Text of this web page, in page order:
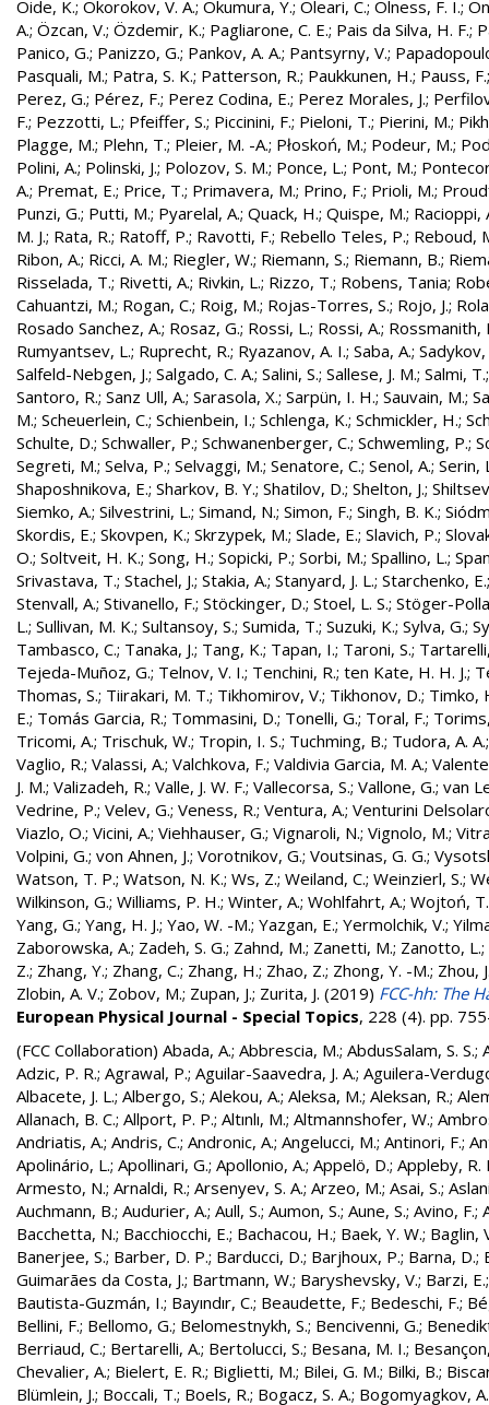
Oide, K.; Okorokov, V. A.; Okumura, Y.; Oleari, C.; Olness, F. I.;
A.; Özcan, V.; Özdemir, K.; Pagliarone, C. E.; Pais da Silva, H. F.;
Panico, G.; Panizzo, G.; Pankov, A. A.; Pantsyrny, V.;
Pasquali, M.; Patra, S. K.; Patterson, R.; Paukkunen, H.; Pauss, F.
Perez, G.; Pérez, F.; Perez Codina, E.; Perez Morales, J.;
F.; Pezzotti, L.; Pfeiffer, S.; Piccinini, F.; Pieloni, T.; Pierini, M.;
Plagge, M.; Plehn, T.; Pleier, M. -A.; Płoskoń, M.; Podeur, M.;
Polini, A.; Polinski, J.; Polozov, S. M.; Ponce, L.; Pont, M.;
A.; Premat, E.; Price, T.; Primavera, M.; Prino, F.; Prioli, M.;
Punzi, G.; Putti, M.; Pyarelal, A.; Quack, H.; Quispe, M.; Racioppi,
M. J.; Rata, R.; Ratoff, P.; Ravotti, F.; Rebello Teles, P.; Reboud,
Ribon, A.; Ricci, A. M.; Riegler, W.; Riemann, S.; Riemann, B.;
Risselada, T.; Rivetti, A.; Rivkin, L.; Rizzo, T.; Robens, Tania;
Cahuantzi, M.; Rogan, C.; Roig, M.; Rojas-Torres, S.; Rojo, J.;
Rosado Sanchez, A.; Rosaz, G.; Rossi, L.; Rossi, A.; Rossmanith,
Rumyantsev, L.; Ruprecht, R.; Ryazanov, A. I.; Saba, A.; Sadykov,
Salfeld-Nebgen, J.; Salgado, C. A.; Salini, S.; Sallese, J. M.; Salmi, T.
Santoro, R.; Sanz Ull, A.; Sarasola, X.; Sarpün, I. H.; Sauvain, M.;
M.; Scheuerlein, C.; Schienbein, I.; Schlenga, K.; Schmickler, H.;
Schulte, D.; Schwaller, P.; Schwanenberger, C.; Schwemling, P.;
Segreti, M.; Selva, P.; Selvaggi, M.; Senatore, C.; Senol, A.; Serin,
Shaposhnikova, E.; Sharkov, B. Y.; Shatilov, D.; Shelton, J.;
Siemko, A.; Silvestrini, L.; Simand, N.; Simon, F.; Singh, B. K.;
Skordis, E.; Skovpen, K.; Skrzypek, M.; Slade, E.; Slavich, P.;
O.; Soltveit, H. K.; Song, H.; Sopicki, P.; Sorbi, M.; Spallino, L.;
Srivastava, T.; Stachel, J.; Stakia, A.; Stanyard, J. L.; Starchenko, E.
Stenvall, A.; Stivanello, F.; Stöckinger, D.; Stoel, L. S.; Stöger-
L.; Sullivan, M. K.; Sultansoy, S.; Sumida, T.; Suzuki, K.; Sylva, G.;
Tambasco, C.; Tanaka, J.; Tang, K.; Tapan, I.; Taroni, S.;
Tejeda-Muñoz, G.; Telnov, V. I.; Tenchini, R.; ten Kate, H. H. J.;
Thomas, S.; Tiirakari, M. T.; Tikhomirov, V.; Tikhonov, D.; Timko,
E.; Tomás Garcia, R.; Tommasini, D.; Tonelli, G.; Toral, F.;
Tricomi, A.; Trischuk, W.; Tropin, I. S.; Tuchming, B.; Tudora, A. A.
Vaglio, R.; Valassi, A.; Valchkova, F.; Valdivia Garcia, M. A.;
J. M.; Valizadeh, R.; Valle, J. W. F.; Vallecorsa, S.; Vallone, G.; van
Vedrine, P.; Velev, G.; Veness, R.; Ventura, A.; Venturini
Viazlo, O.; Vicini, A.; Viehhauser, G.; Vignaroli, N.; Vignolo, M.;
Volpini, G.; von Ahnen, J.; Vorotnikov, G.; Voutsinas, G. G.;
Watson, T. P.; Watson, N. K.; Ws, Z.; Weiland, C.; Weinzierl, S.;
Wilkinson, G.; Williams, P. H.; Winter, A.; Wohlfahrt, A.; Wojtoń, T.
Yang, G.; Yang, H. J.; Yao, W. -M.; Yazgan, E.; Yermolchik, V.;
Zaborowska, A.; Zadeh, S. G.; Zahnd, M.; Zanetti, M.; Zanotto, L.;
Z.; Zhang, Y.; Zhang, C.; Zhang, H.; Zhao, Z.; Zhong, Y. -M.; Zhou,
Zlobin, A. V.; Zobov, M.; Zupan, J.; Zurita, J. (2019) FCC-hh: The
European Physical Journal - Special Topics, 228 (4). pp.
(FCC Collaboration) Abada, A.; Abbrescia, M.; AbdusSalam, S. S.;
Adzic, P. R.; Agrawal, P.; Aguilar-Saavedra, J. A.; Aguilera-
Albacete, J. L.; Albergo, S.; Alekou, A.; Aleksa, M.; Aleksan, R.;
Allanach, B. C.; Allport, P. P.; Altınlı, M.; Altmannshofer, W.;
Andriatis, A.; Andris, C.; Andronic, A.; Angelucci, M.; Antinori, F.;
Apolinário, L.; Apollinari, G.; Apollonio, A.; Appelö, D.; Appleby, R.
Armesto, N.; Arnaldi, R.; Arsenyev, S. A.; Arzeo, M.; Asai, S.;
Auchmann, B.; Audurier, A.; Aull, S.; Aumon, S.; Aune, S.; Avino, F.;
Bacchetta, N.; Bacchiocchi, E.; Bachacou, H.; Baek, Y. W.; Baglin,
Banerjee, S.; Barber, D. P.; Barducci, D.; Barjhoux, P.; Barna, D.;
Guimarães da Costa, J.; Bartmann, W.; Baryshevsky, V.; Barzi, E.
Bautista-Guzmán, I.; Bayındır, C.; Beaudette, F.; Bedeschi, F.;
Bellini, F.; Bellomo, G.; Belomestnykh, S.; Bencivenni, G.;
Berriaud, C.; Bertarelli, A.; Bertolucci, S.; Besana, M. I.;
Chevalier, A.; Bielert, E. R.; Biglietti, M.; Bilei, G. M.; Bilki, B.;
Blümlein, J.; Boccali, T.; Boels, R.; Bogacz, S. A.; Bogomyagkov, A.